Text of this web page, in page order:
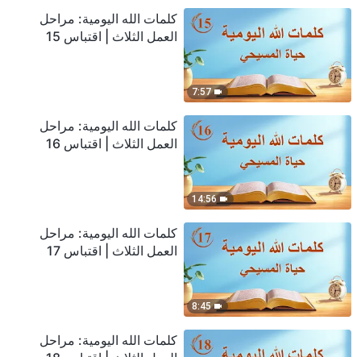
7:57
كلمات الله اليومية: مراحل
العمل الثلاث | اقتباس 15
14:56
كلمات الله اليومية: مراحل
العمل الثلاث | اقتباس 16
8:45
كلمات الله اليومية: مراحل
العمل الثلاث | اقتباس 17
كلمات الله اليومية: مراحل